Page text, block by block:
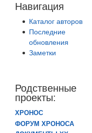
Навигация
Каталог авторов
Последние
обновления
Заметки
Родственные
проекты:
ХРОНОС
ФОРУМ ХРОНОСА